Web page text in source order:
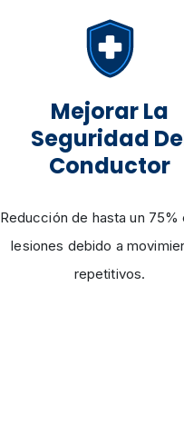
Mejorar La
Seguridad
Conductor
Reducción de hasta un 75%
lesiones debido a
repetitivos.